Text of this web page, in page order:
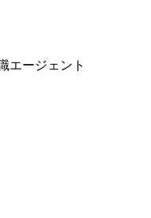
エージェント